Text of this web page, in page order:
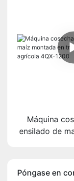
Máquina
ensilado de
Póngase en